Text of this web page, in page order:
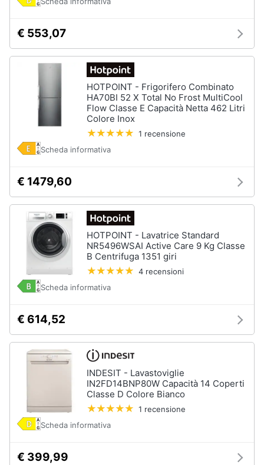
€ 553,07
HOTPOINT - Frigorifero Combinato
HA70BI 52 X Total No Frost MultiCool
Flow Classe E Capacità Netta 462 Litri
Colore Inox
1 recensione
Scheda informativa
€ 1479,60
HOTPOINT - Lavatrice Standard
NR5496WSAI Active Care 9 Kg Classe
B Centrifuga 1351 giri
4 recensioni
Scheda informativa
€ 614,52
INDESIT - Lavastoviglie
IN2FD14BNP80W Capacità 14 Coperti
Classe D Colore Bianco
1 recensione
Scheda informativa
€ 399,99